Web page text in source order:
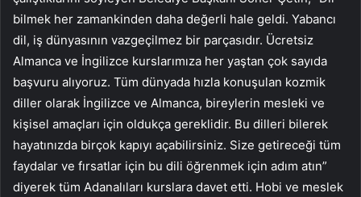
bilmek her zamankinden daha değerli hale geldi. Yabancı
dil, iş dünyasının vazgeçilmez bir parçasıdır. Ücretsiz
Almanca ve İngilizce kurslarımıza her yaştan çok sayıda
başvuru alıyoruz. Tüm dünyada hızla konuşulan kozmik
diller olarak İngilizce ve Almanca, bireylerin mesleki ve
kişisel amaçları için oldukça gereklidir. Bu dilleri bilerek
hayatınızda birçok kapıyı açabilirsiniz. Size getireceği tüm
faydalar ve fırsatlar için bu dili öğrenmek için adım atın”
diyerek tüm Adanalıları kurslara davet etti. Hobi ve meslek